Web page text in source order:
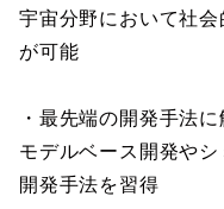
宇宙分野において社
が可能
・最先端の開発手法
モデルベース開発や
開発手法を習得